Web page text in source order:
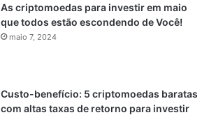
As criptomoedas para investir em maio
que todos estão escondendo de Você!
maio 7, 2024
Custo-benefício: 5 criptomoedas baratas
com altas taxas de retorno para investir